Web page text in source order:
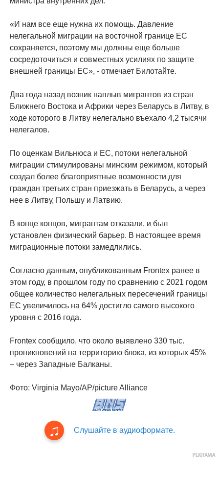
«И нам все еще нужна их помощь. Давление
нелегальной миграции на восточной границе ЕС
сохраняется, поэтому мы должны еще больше
сосредоточиться и совместных усилиях по защите
внешней границы ЕС», - отмечает Билотайте.
Два года назад возник наплыв мигрантов из стран
Ближнего Востока и Африки через Беларусь в Литву, в
ходе которого в Литву нелегально въехало 4,2 тысячи
нелегалов.
По оценкам Вильнюса и ЕС, потоки нелегальной
миграции стимулированы минским режимом, который
создал более благоприятные возможности для
граждан третьих стран приезжать в Беларусь, а через
нее в Литву, Польшу и Латвию.
В конце концов, мигрантам отказали, и был
установлен физический барьер. В настоящее время
миграционные потоки замедлились.
Согласно данным, опубликованным Frontex ранее в
этом году, в прошлом году по сравнению с 2021 годом
общее количество нелегальных пересечений границы
ЕС увеличилось на 64% достигло самого высокого
уровня с 2016 года.
Frontex сообщило, что около выявлено 330 тыс.
проникновений на территорию блока, из которых 45%
– через Западные Балканы.
Фото: Virginia Mayo/AP/picture Alliance
Слушайте в аудиоформате.